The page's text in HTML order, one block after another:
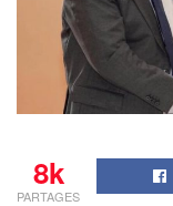
8k
PARTAGES